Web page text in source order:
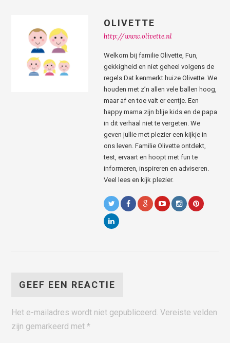
OLIVETTE
http://www.olivette.nl
Welkom bij familie Olivette, Fun,
gekkigheid en niet geheel volgens de
regels Dat kenmerkt huize Olivette. We
houden met z’n allen vele ballen hoog,
maar af en toe valt er eentje. Een
happy mama zijn blije kids en de papa
in dit verhaal niet te vergeten. We
geven jullie met plezier een kijkje in
ons leven. Familie Olivette ontdekt,
test, ervaart en hoopt met fun te
informeren, inspireren en adviseren.
Veel lees en kijk plezier.
GEEF EEN REACTIE
Het e-mailadres wordt niet gepubliceerd. Vereiste velden
zijn gemarkeerd met*